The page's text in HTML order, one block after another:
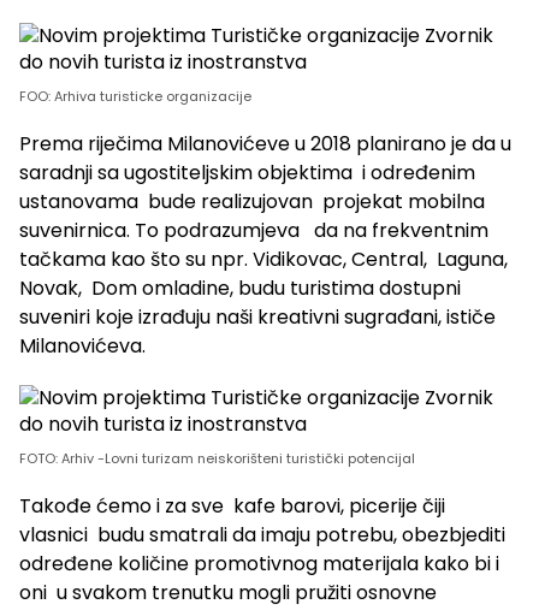
FOO: Arhiva turisticke organizacije
Prema riječima Milanovićeve u 2018 planirano je da u
saradnji sa ugostiteljskim objektima i određenim
ustanovama bude realizujovan projekat mobilna
suvenirnica. To podrazumjeva da na frekventnim
tačkama kao što su npr. Vidikovac, Central, Laguna,
Novak, Dom omladine, budu turistima dostupni
suveniri koje izrađuju naši kreativni sugrađani, ističe
Milanovićeva.
FOTO: Arhiv -Lovni turizam neiskorišteni turistički potencijal
Takođe ćemo i za sve kafe barovi, picerije čiji
vlasnici budu smatrali da imaju potrebu, obezbjediti
određene količine promotivnog materijala kako bi i
oni u svakom trenutku mogli pružiti osnovne